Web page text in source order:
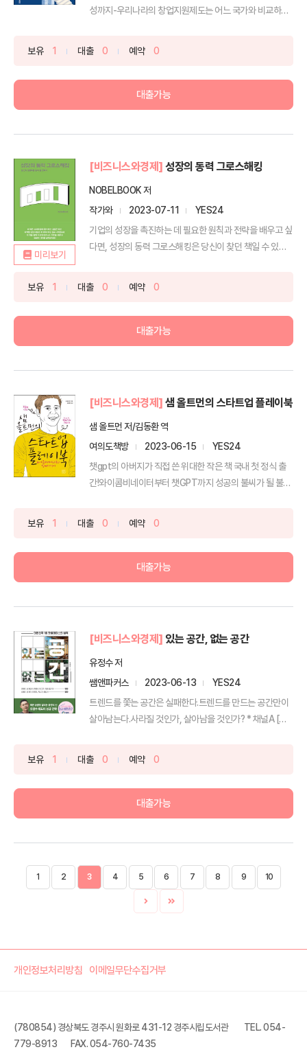
성까지-우리나라의 창업지원제도는 어느 국가와 비교하더
보유 1 대출 0 예약 0
대출가능
미리보기
[비즈니스와경제] 성장의 동력 그로스해킹
NOBELBOOK 저
작가와
2023-07-11
YES24
기업의 성장을 촉진하는 데 필요한 원칙과 전략을 배우고 싶
다면, 성장의 동력 그로스해킹은 당신이 찾던 책일 수 있습
보유 1 대출 0 예약 0
대출가능
[비즈니스와경제] 샘 올트먼의 스타트업 플레이북
샘 올트먼 저/김동환 역
여의도책방
2023-06-15
YES24
챗gpt의 아버지가 직접 쓴 위대한 작은 책 국내 첫 정식 출
간!와이콤비네이터부터 챗GPT까지 성공의 불씨가 될 불
보유 1 대출 0 예약 0
대출가능
[비즈니스와경제] 있는 공간, 없는 공간
유정수 저
쌤앤파커스
2023-06-13
YES24
트렌드를 쫓는 공간은 실패한다.트렌드를 만드는 공간만이
살아남는다.사라질 것인가, 살아남을 것인가? * 채널A [서
보유 1 대출 0 예약 0
대출가능
1 2 3 4 5 6 7 8 9 10
개인정보처리방침 이메일무단수집거부
(780854) 경상북도 경주시 원화로 431-12 경주시립도서관
TEL. 054-
779-8913
FAX. 054-760-7435